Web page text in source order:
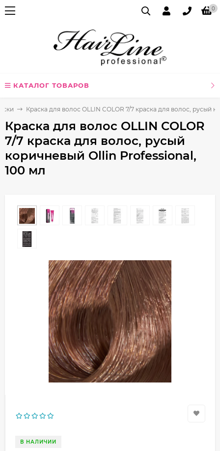
0
КАТАЛОГ ТОВАРОВ
Краска для волос OLLIN COLOR 7/7 краска для волос, русый
Краска для волос OLLIN COLOR
7/7 краска для волос, русый
коричневый Ollin Professional,
100 мл
В НАЛИЧИИ